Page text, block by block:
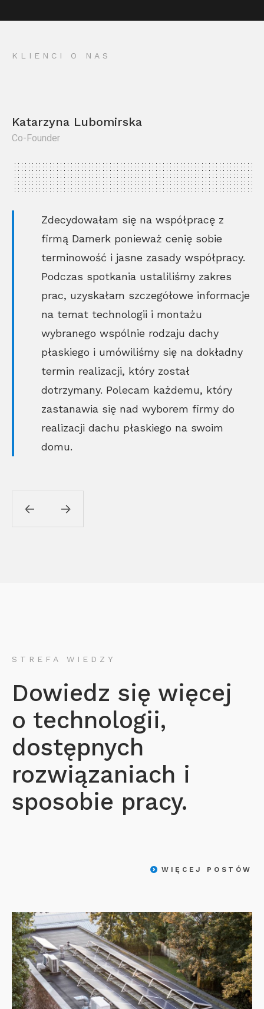
KLIENCI O NAS
Katarzyna Lubomirska
Co-Founder
Zdecydowałam się na współpracę z
firmą Damerk ponieważ cenię sobie
terminowość i jasne zasady współpracy.
Podczas spotkania ustaliliśmy zakres
prac, uzyskałam szczegółowe informacje
na temat technologii i montażu
wybranego wspólnie rodzaju dachy
płaskiego i umówiliśmy się na dokładny
termin realizacji, który został
dotrzymany. Polecam każdemu, który
zastanawia się nad wyborem firmy do
realizacji dachu płaskiego na swoim
domu.
STREFA WIEDZY
Dowiedz się więcej
o technologii,
dostępnych
rozwiązaniach i
sposobie pracy.
WIĘCEJ POSTÓW